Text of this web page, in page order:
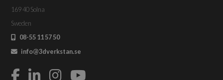
169 40 Solna
Sweden
08-55 11 57 50
info@3dverkstan.se